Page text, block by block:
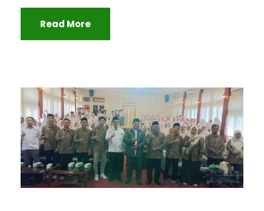
Read More